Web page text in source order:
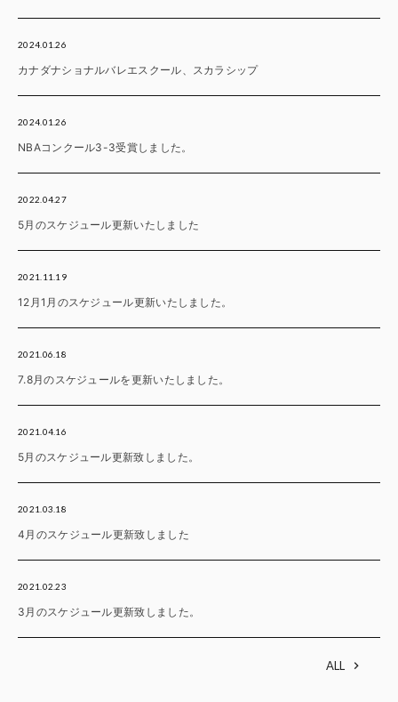
2024.01.26
カナダナショナルバレエスクール、スカラシップ
2024.01.26
NBAコンクール3-3受賞しました。
2022.04.27
5月のスケジュール更新いたしました
2021.11.19
12月1月のスケジュール更新いたしました。
2021.06.18
7.8月のスケジュールを更新いたしました。
2021.04.16
5月のスケジュール更新致しました。
2021.03.18
4月のスケジュール更新致しました
2021.02.23
3月のスケジュール更新致しました。
ALL